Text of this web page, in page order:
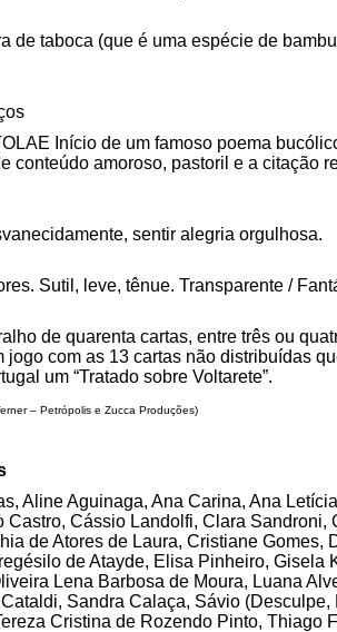
de taboca (que é uma espécie de
Início de um famoso poema
conteúdo amoroso, pastoril e a citação
sentir alegria orgulhosa.
Sutil, leve, tênue. Transparente /
de quarenta cartas, entre três ou
jogo com as 13 cartas não distribuídas
um “Tratado sobre Voltarete”.
– Petrópolis e Zucca Produções)
Aline Aguinaga, Ana Carina, Ana
Castro, Cássio Landolfi, Clara
de Atores de Laura, Cristiane
de Atayde, Elisa Pinheiro,
Lena Barbosa de Moura, Luana
Sandra Calaça, Sávio
Cristina de Rozendo Pinto, Thiago